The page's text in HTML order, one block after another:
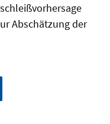
Abschätzung der